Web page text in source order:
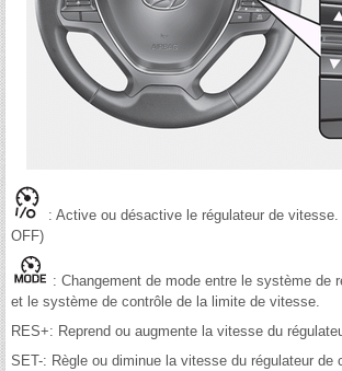
: Active ou désactive le régulateur de vitesse.
OFF)
: Changement de mode entre le système de
et le système de contrôle de la limite de vitesse.
RES+: Reprend ou augmente la vitesse du
SET-: Règle ou diminue la vitesse du régulateur de